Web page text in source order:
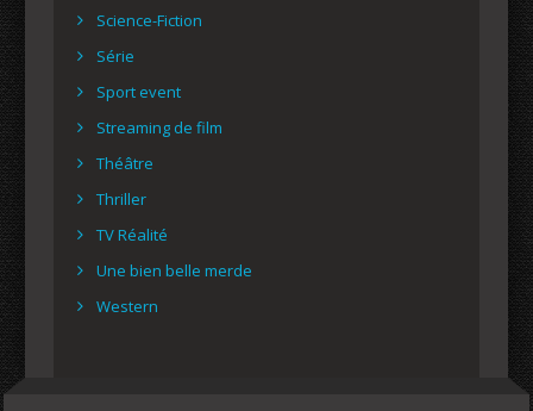
Science-Fiction
Série
Sport event
Streaming de film
Théâtre
Thriller
TV Réalité
Une bien belle merde
Western